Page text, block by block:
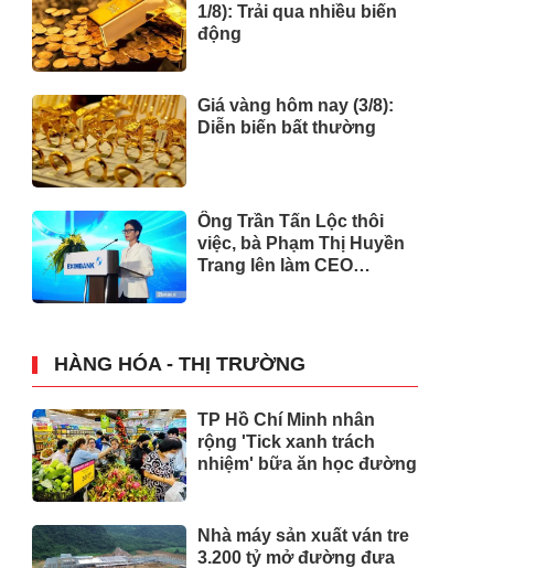
1/8): Trải qua nhiều biến
động
Giá vàng hôm nay (3/8):
Diễn biến bất thường
Ông Trần Tấn Lộc thôi
việc, bà Phạm Thị Huyền
Trang lên làm CEO
HÀNG HÓA - THỊ TRƯỜNG
TP Hồ Chí Minh nhân
rộng 'Tick xanh trách
nhiệm' bữa ăn học đường
Nhà máy sản xuất ván tre
3.200 tỷ mở đường đưa